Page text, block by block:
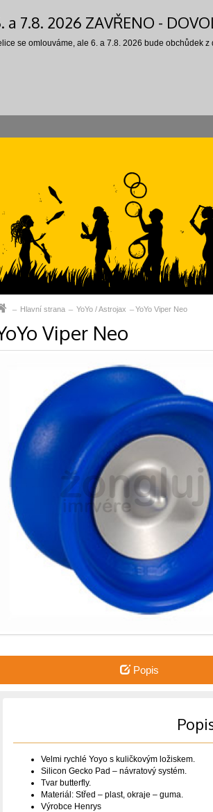
a 7.8. 2026 ZAVŘENO -
se omlouváme, ale 6. a 7.8. 2026 bude obchůdek
Hlavní strana YoYo / Astrojax YoYo Viper Neo
Viper Neo
Popis
Velmi rychlé Yoyo s kuličkovým ložiskem.
Silicon Gecko Pad – návratový systém.
Tvar butterfly.
Materiál: Střed – plast, okraje – guma.
Výrobce Henrys